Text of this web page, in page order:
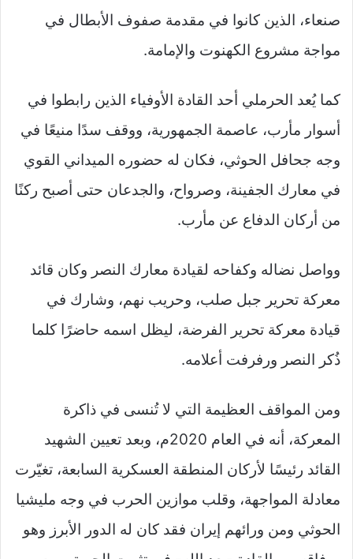
صنعاء، الذين كانوا في مقدمة صفوف الأبطال في
مواجة مشروع الكهنوت والإمامة.
كما يُعد الحرملي أحد القادة الأوفياء الذين رابطوا في
أسوار مأرب، عاصمة الجمهورية، ووقف سدًا منيعًا في
وجه جحافل الحوثي، فكان له حضوره الميداني القوي
في معارك الجفينة، وصرواح، والجدعان حتى أصبح ركنًا
من أركان الدفاع عن مأرب.
وواصل نضاله وكفاحه لقيادة معارك النصر وكان قائد
معركة تحرير جبل صلب، وحريب نهم، وشارك في
قيادة معركة تحرير الفرضة، ليظل اسمه حاضرًا كلما
ذُكر النصر ورفرفت أعلامه.
ومن المواقف العظيمة التي لا تُنسى في ذاكرة
المعركة، أنه في العام 2020م، وبعد تعيين الشهيد
القائد رئيسًا لأركان المنطقة العسكرية السابعة، تغيّرت
معادلة المواجهة، وقلب موازين الحرب في وجه مليشيا
الحوثي ومن ورائهم إيران فقد كان له الدور الأبرز وهو